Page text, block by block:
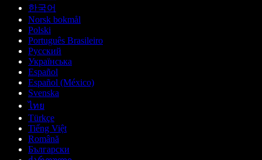
한국어
Norsk bokmål
Polski
Português Brasileiro
Русский
Українська
Español
Español (México)
Svenska
ไทย
Türkçe
Tiếng Việt
Română
Български